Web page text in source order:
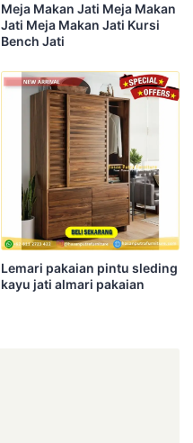
Meja Makan Jati Meja Makan
Jati Meja Makan Jati Kursi
Bench Jati
Lemari pakaian pintu sleding
kayu jati almari pakaian